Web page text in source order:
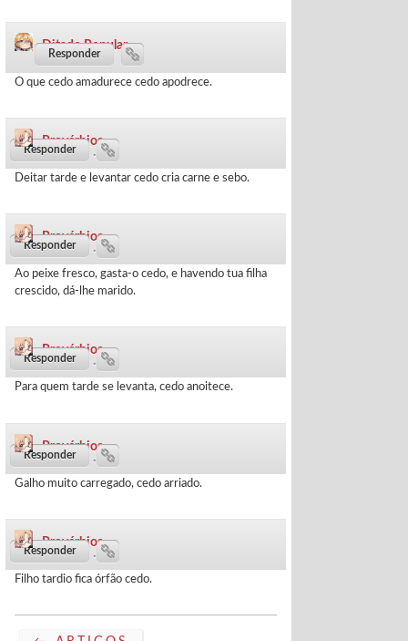
Ditado Popular
163 dias ·
O que cedo amadurece cedo apodrece.
Provérbios
169 dias ·
Deitar tarde e levantar cedo cria carne e sebo.
Provérbios
261 dias ·
Ao peixe fresco, gasta-o cedo, e havendo tua filha
crescido, dá-lhe marido.
Provérbios
264 dias ·
Para quem tarde se levanta, cedo anoitece.
Provérbios
265 dias ·
Galho muito carregado, cedo arriado.
Provérbios
271 dias ·
Filho tardio fica órfão cedo.